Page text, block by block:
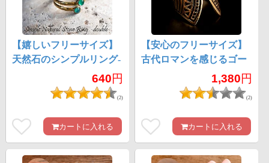
【嬉しいフリーサイズ】
天然石のシンプルリング-
640円
(2)
カートに入れる
【安心のフリーサイズ】
古代ロマンを感じるゴー
1,380円
(2)
カートに入れる